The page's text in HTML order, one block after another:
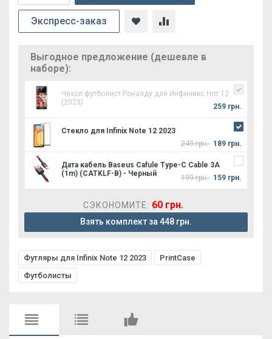
Экспресс-заказ
Выгодное предложение (дешевле в
наборе):
Чехол футболист Роналду для Инфиникс Нот 12
(2023)
259 грн.
Стекло для Infinix Note 12 2023
249 грн. 189 грн.
Дата кабель Baseus Cafule Type-C Cable 3A
(1m) (CATKLF-B) - Черный
199 грн. 159 грн.
СЭКОНОМИТЕ: 60 грн.
Взять комплект за 448 грн.
Футляры для Infinix Note 12 2023
PrintCase
Футболисты